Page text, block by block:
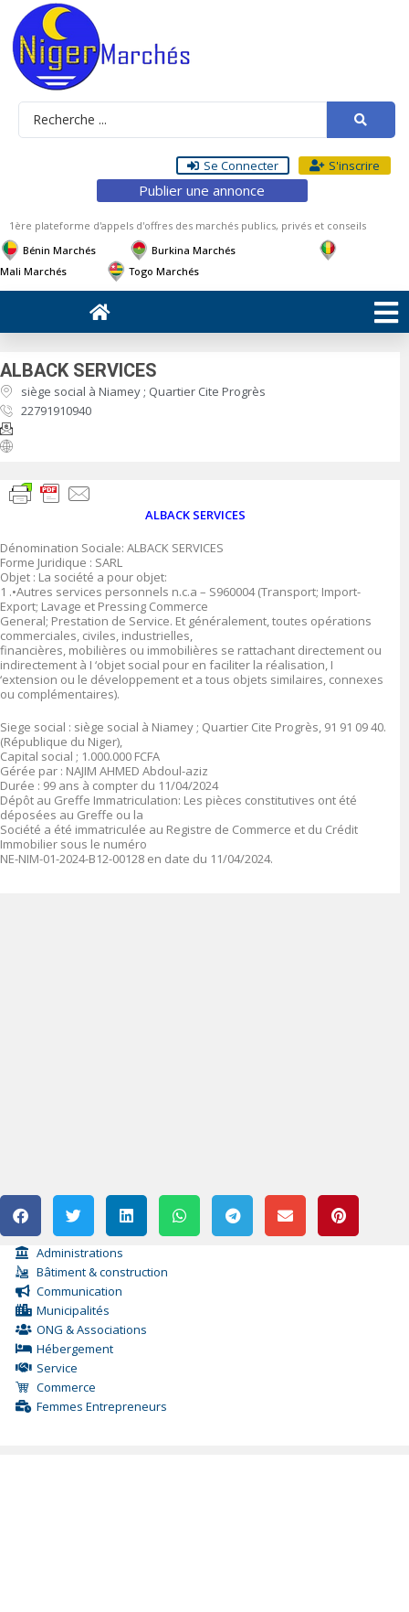
Se Connecter S'inscrire
Publier une annonce
1ère plateforme d'appels d'offres des marchés publics, privés et conseils
Bénin Marchés
Burkina Marchés
Mali Marchés
Togo Marchés
ALBACK SERVICES
siège social à Niamey ; Quartier Cite Progrès
22791910940
ALBACK SERVICES
Dénomination Sociale: ALBACK SERVICES
Forme Juridique : SARL
Objet : La société a pour objet:
1 .•Autres services personnels n.c.a – S960004 (Transport; Import-
Export; Lavage et Pressing Commerce
General; Prestation de Service. Et généralement, toutes opérations
commerciales, civiles, industrielles,
financières, mobilières ou immobilières se rattachant directement ou
indirectement à I ‘objet social pour en faciliter la réalisation, I
‘extension ou le développement et a tous objets similaires, connexes
ou complémentaires).
Siege social : siège social à Niamey ; Quartier Cite Progrès, 91 91 09 40.
(République du Niger),
Capital social ; 1.000.000 FCFA
Gérée par : NAJIM AHMED Abdoul-aziz
Durée : 99 ans à compter du 11/04/2024
Dépôt au Greffe Immatriculation: Les pièces constitutives ont été
déposées au Greffe ou la
Société a été immatriculée au Registre de Commerce et du Crédit
Immobilier sous le numéro
NE-NIM-01-2024-B12-00128 en date du 11/04/2024.
Administrations
Bâtiment & construction
Communication
Municipalités
ONG & Associations
Hébergement
Service
Commerce
Femmes Entrepreneurs